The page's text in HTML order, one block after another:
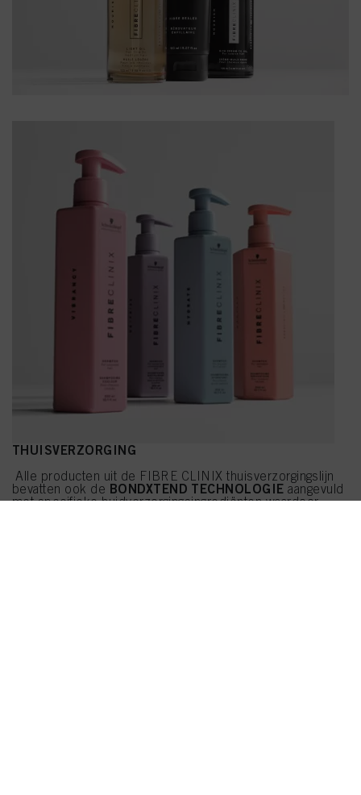
THUISVERZORGING
Alle producten uit de FIBRE CLINIX thuisverzorgingslijn
bevatten ook de BONDXTEND TECHNOLOGIE aangevuld
met specifieke huidverzorgingsingrediënten waardoor